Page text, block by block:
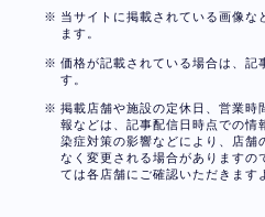
当サイトに掲載されている画像な
ます。
価格が記載されている場合は、記
す。
掲載店舗や施設の定休日、営業時
報などは、記事配信日時点での情
染症対策の影響などにより、店舗
なく変更される場合がありますの
ては各店舗にご確認いただきます